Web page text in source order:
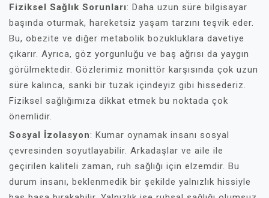
Fiziksel Sağlık Sorunları: Daha uzun süre bilgisayar
başında oturmak, hareketsiz yaşam tarzını teşvik eder.
Bu, obezite ve diğer metabolik bozukluklara davetiye
çıkarır. Ayrıca, göz yorgunluğu ve baş ağrısı da yaygın
görülmektedir. Gözlerimiz monittör karşısında çok uzun
süre kalınca, sanki bir tuzak içindeyiz gibi hissederiz.
Fiziksel sağlığımıza dikkat etmek bu noktada çok
önemlidir.
Sosyal İzolasyon: Kumar oynamak insanı sosyal
çevresinden soyutlayabilir. Arkadaşlar ve aile ile
geçirilen kaliteli zaman, ruh sağlığı için elzemdir. Bu
durum insanı, beklenmedik bir şekilde yalnızlık hissiyle